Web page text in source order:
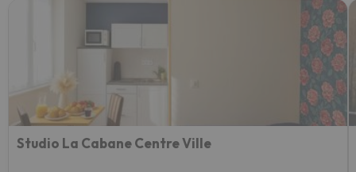
Studio La Cabane Centre Ville